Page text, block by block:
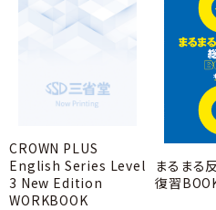
CROWN PLUS
English Series Level
3 New Edition
WORKBOOK
まるまる
復習